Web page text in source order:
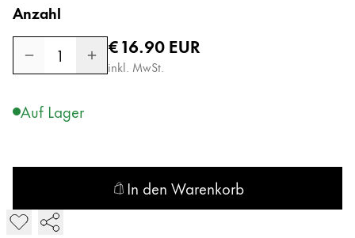
Unternehmen
Corporate Culture
Design
Karriere
English
Taiwan
ไทย
Cambodia
English
Anzahl
1
Regulärer Preis
€ 16.90EUR
inkl. MwSt.
Auf Lager
In den Warenkorb
LAMY safari Tintenroller in den Warenkorb legen